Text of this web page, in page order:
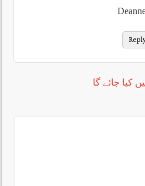
کیا جائے گا